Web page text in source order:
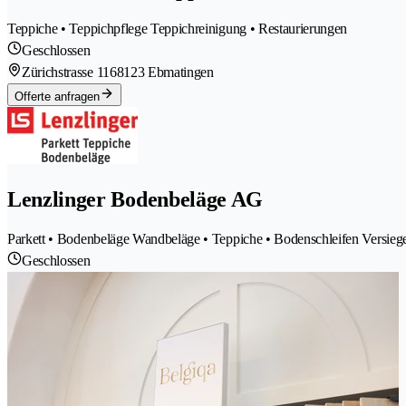
Teppiche • Teppichpflege Teppichreinigung • Restaurierungen
Geschlossen
Zürichstrasse 1168123 Ebmatingen
Offerte anfragen
Lenzlinger Bodenbeläge AG
Parkett • Bodenbeläge Wandbeläge • Teppiche • Bodenschleifen
Geschlossen